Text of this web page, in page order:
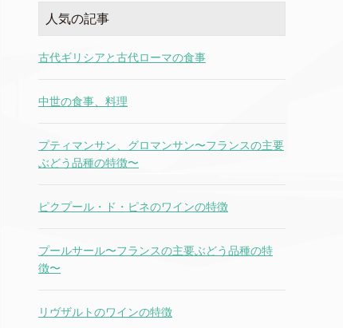
人気の記事
古代ギリシアと古代ローマの食事
中世の食事、料理
プティマンサン、グロマンサン〜フランスの主要
ぶどう品種の特徴〜
ピクプール・ド・ピネのワインの特徴
プールサール〜フランスの主要ぶどう品種の特
徴〜
リヴザルトのワインの特徴